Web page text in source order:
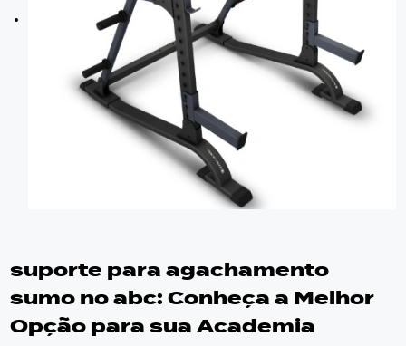
suporte para agachamento
sumo no abc: Conheça a Melhor
Opção para sua Academia